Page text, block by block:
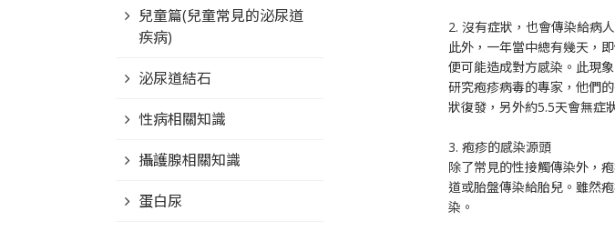
2. 沒有症狀，也會傳染給病人
此外，一年當中總有幾天，
便可能造成對方感染。此現
研究疱疹病毒的專家，他們
狀復發，另外約5.5天會無症
3. 疱疹的感染源頭
除了常見的性接觸傳染外，
道或胎盤傳染給胎兒。雖然
染。
兒童篇(兒童常見的泌尿道
疾病)
泌尿道結石
性病相關知識
攝護腺相關知識
蛋白尿